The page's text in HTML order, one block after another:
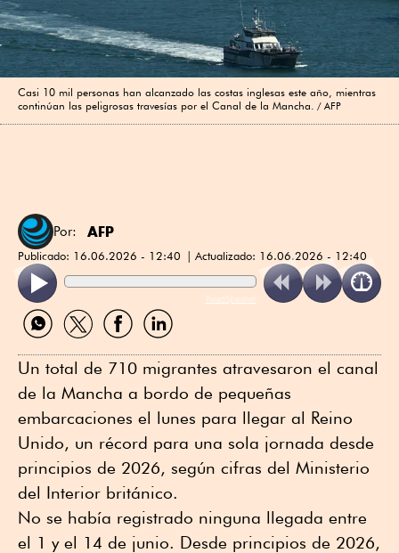
Casi 10 mil personas han alcanzado las costas inglesas este año, mientras
continúan las peligrosas travesías por el Canal de la Mancha.
AFP
Por: AFP
Publicado: 16.06.2026 - 12:40 Actualizado: 16.06.2026 - 12:40
ReadSpeaker
Compartir
por
Compartir
por
Compartir
por
Compartir
por
Un total de 710 migrantes atravesaron el canal
de la Mancha a bordo de pequeñas
embarcaciones el lunes para llegar al Reino
Unido, un récord para una sola jornada desde
principios de 2026, según cifras del Ministerio
del Interior británico.
No se había registrado ninguna llegada entre
el 1 y el 14 de junio. Desde principios de 2026,